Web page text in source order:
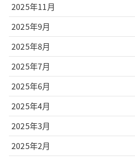
2025年11月
2025年9月
2025年8月
2025年7月
2025年6月
2025年4月
2025年3月
2025年2月